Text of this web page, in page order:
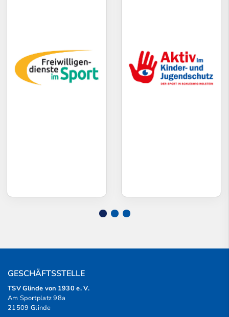
GESCHÄFTSSTELLE
TSV Glinde von 1930 e. V.
Am Sportplatz 98a
21509 Glinde